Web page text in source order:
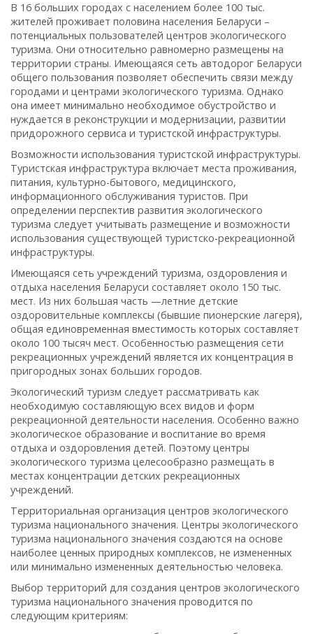
В 16 больших городах с населением более 100 тыс.
жителей проживает половина населения Беларуси –
потенциальных пользователей центров экологического
туризма. Они относительно равномерно размещены на
территории страны. Имеющаяся сеть автодорог Беларуси
общего пользования позволяет обеспечить связи между
городами и центрами экологического туризма. Однако
она имеет минимально необходимое обустройство и
нуждается в реконструкции и модернизации, развитии
придорожного сервиса и туристской инфраструктуры.
Возможности использования туристской инфраструктуры.
Туристская инфраструктура включает места проживания,
питания, культурно-бытового, медицинского,
информационного обслуживания туристов. При
определении перспектив развития экологического
туризма следует учитывать размещение и возможности
использования существующей туристско-рекреационной
инфраструктуры.
Имеющаяся сеть учреждений туризма, оздоровления и
отдыха населения Беларуси составляет около 150 тыс.
мест. Из них большая часть —летние детские
оздоровительные комплексы (бывшие пионерские лагеря),
общая единовременная вместимость которых составляет
около 100 тысяч мест. Особенностью размещения сети
рекреационных учреждений является их концентрация в
пригородных зонах больших городов.
Экологический туризм следует рассматривать как
необходимую составляющую всех видов и форм
рекреационной деятельности населения. Особенно важно
экологическое образование и воспитание во время
отдыха и оздоровления детей. Поэтому центры
экологического туризма целесообразно размещать в
местах концентрации детских рекреационных
учреждений.
Территориальная организация центров экологического
туризма национального значения. Центры экологического
туризма национального значения создаются на основе
наиболее ценных природных комплексов, не измененных
или минимально измененных деятельностью человека.
Выбор территорий для создания центров экологического
туризма национального значения проводится по
следующим критериям: